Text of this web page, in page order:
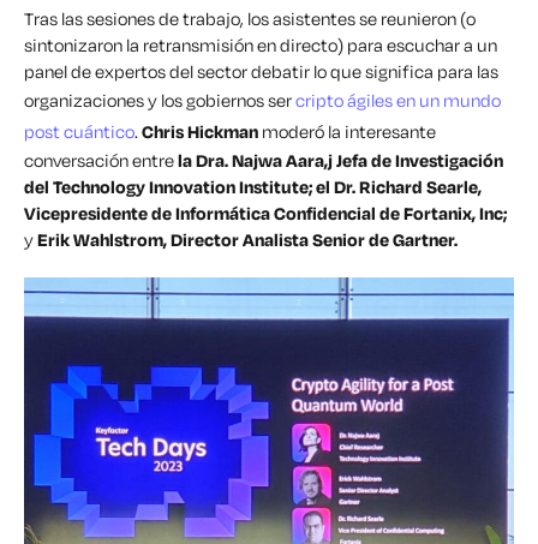
Tras las sesiones de trabajo, los asistentes se reunieron (o
sintonizaron la retransmisión en directo) para escuchar a un
panel de expertos del sector debatir lo que significa para las
organizaciones y los gobiernos sercripto ágiles en un mundo
post cuántico.Chris Hickman moderó la interesante
conversación entrela Dra. Najwa Aara,j Jefa de Investigación
del Technology Innovation Institute; el Dr. Richard Searle,
Vicepresidente de Informática Confidencial de Fortanix, Inc;
yErik Wahlstrom, Director Analista Senior de Gartner.